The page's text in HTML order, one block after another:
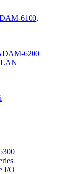
6100,
6200
LAN
I/O